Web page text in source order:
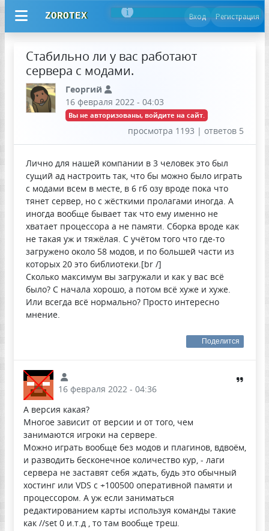
ZOROTEX Вход Регистрация
Стабильно ли у вас работают
сервера с модами.
Георгий
16 февраля 2022 - 04:03
Вы не авторизованы, войдите на сайт.
просмотра 1193 | ответов 5
Лично для нашей компании в 3 человек это был
сущий ад настроить так, что бы можно было играть
с модами всем в месте, в 6 гб озу вроде пока что
тянет сервер, но с жёсткими пролагами иногда. А
иногда вообще бывает так что ему именно не
хватает процессора а не памяти. Сборка вроде как
не такая уж и тяжёлая. С учётом того что где-то
загружено около 58 модов, и по большей части из
которых 20 это библиотеки.[br /]
Сколько максимум вы загружали и как у вас всё
было? С начала хорошо, а потом всё хуже и хуже.
Или всегда всё нормально? Просто интересно
мнение.
Поделится
16 февраля 2022 - 04:36
А версия какая?
Многое зависит от версии и от того, чем
занимаются игроки на сервере.
Можно играть вообще без модов и плагинов, вдвоём,
и разводить бесконечное количество кур, - лаги
сервера не заставят себя ждать, будь это обычный
хостинг или VDS с +100500 оперативной памяти и
процессором. А уж если заниматься
редактированием карты используя команды такие
как //set 0 и.т.д , то там вообще треш.